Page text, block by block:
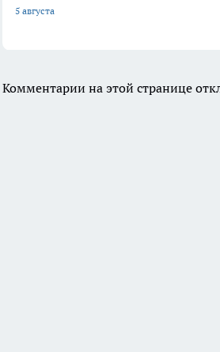
5 августа
Комментарии на этой странице